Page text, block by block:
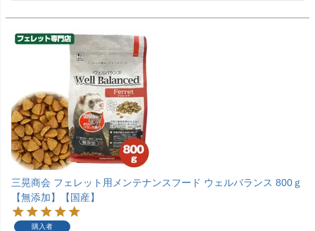
三晃商会 フェレット用メンテナンスフード ウェルバランス 800ｇ
【無添加】【国産】
購入者